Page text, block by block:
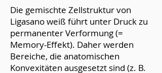
Die gemischte Zellstruktur von
Ligasano weiß führt unter Druck zu
permanenter Verformung (=
Memory-Effekt). Daher werden
Bereiche, die anatomischen
Konvexitäten ausgesetzt sind (z. B.